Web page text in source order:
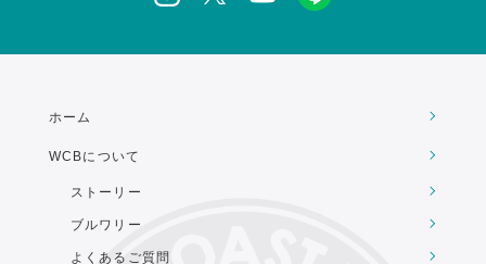
ホーム
WCBについて
ストーリー
ブルワリー
よくあるご質問